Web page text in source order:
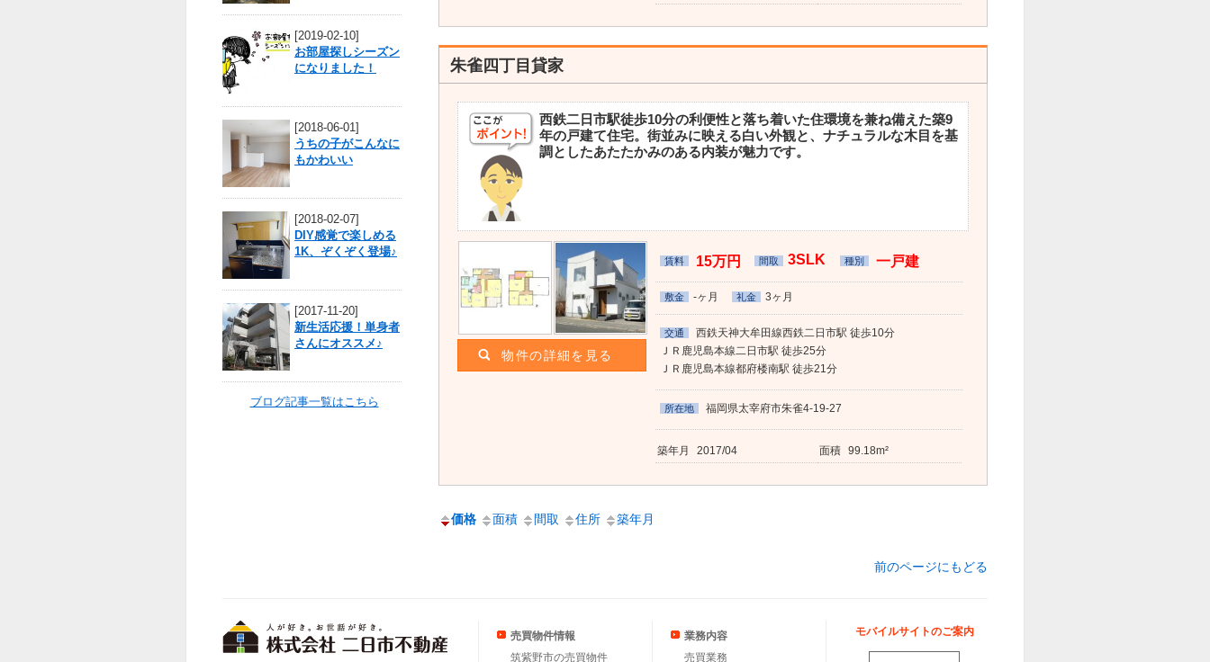
朱雀四丁目貸家
西鉄二日市駅徒歩10分の利便性と落ち着いた住環境を兼ね備えた築9
年の戸建て住宅。街並みに映える白い外観と、ナチュラルな木目を基
調としたあたたかみのある内装が魅力です。
物件の詳細を見る
賃料 15万円 間取 3SLK 種別 一戸建
敷金 -ヶ月 礼金 3ヶ月
交通
西鉄天神大牟田線西鉄二日市駅 徒歩10分
ＪＲ鹿児島本線二日市駅 徒歩25分
ＪＲ鹿児島本線都府楼南駅 徒歩21分
所在地 福岡県太宰府市朱雀4-19-27
築年月 2017/04 面積 99.18m²
価格 面積 間取 住所 築年月
前のページにもどる
[2019-02-10]
お部屋探しシーズン
になりました！
[2018-06-01]
うちの子がこんなに
もかわいい
[2018-02-07]
DIY感覚で楽しめる
1K、ぞくぞく登場♪
[2017-11-20]
新生活応援！単身者
さんにオススメ♪
ブログ記事一覧はこちら
売買物件情報
筑紫野市の売買物件
業務内容
売買業務
モバイルサイトのご案内